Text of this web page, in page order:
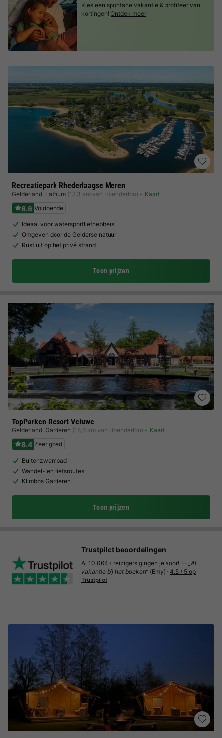
Recreatiepark Rhederlaagse Meren
Gelderland, Lathum (17,3 km van Hoenderloo) Kaart
6.6 Voldoende
Ideaal voor watersportliefhebbers
Omgeven door de Gelderse natuur
Rust uit op het privé strand
Toon prijzen
TopParken Resort Veluwe
Gelderland, Garderen (18,6 km van Hoenderloo) Kaart
8.4 Zeer goed
Buitenzwembad
Wandel- en fietsroutes
Klimbos Garderen
Toon prijzen
Kies een spontane vakantie & profiteer van
kortingen! Ontdek meer
Trustpilot beoordelingen
Al 10.064+ reizigers gingen je voor! — „Al
vakantie bij het boeken“ (Emy) · 4.5 / 5 op
Trustpilot